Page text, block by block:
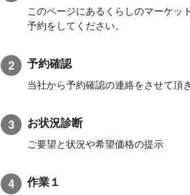
このページにあるくらしのマーケッ
予約をしてください。
2 予約確認
当社から予約確認の連絡をさせて頂
3 お状況診断
ご要望と状況や希望価格の提示
4 作業１